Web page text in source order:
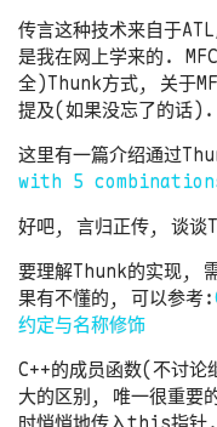
传言这种技术来自于
是我在网上学来的.
全)Thunk方式, 关于
提及(如果没忘了的话).
这里有一篇介绍通过
with 5
好吧, 言归正传, 谈谈
要理解Thunk的实现,
果有不懂的, 可以参考:
约定与名称修饰
C++的成员函数(不讨论
大的区别, 唯一很重要